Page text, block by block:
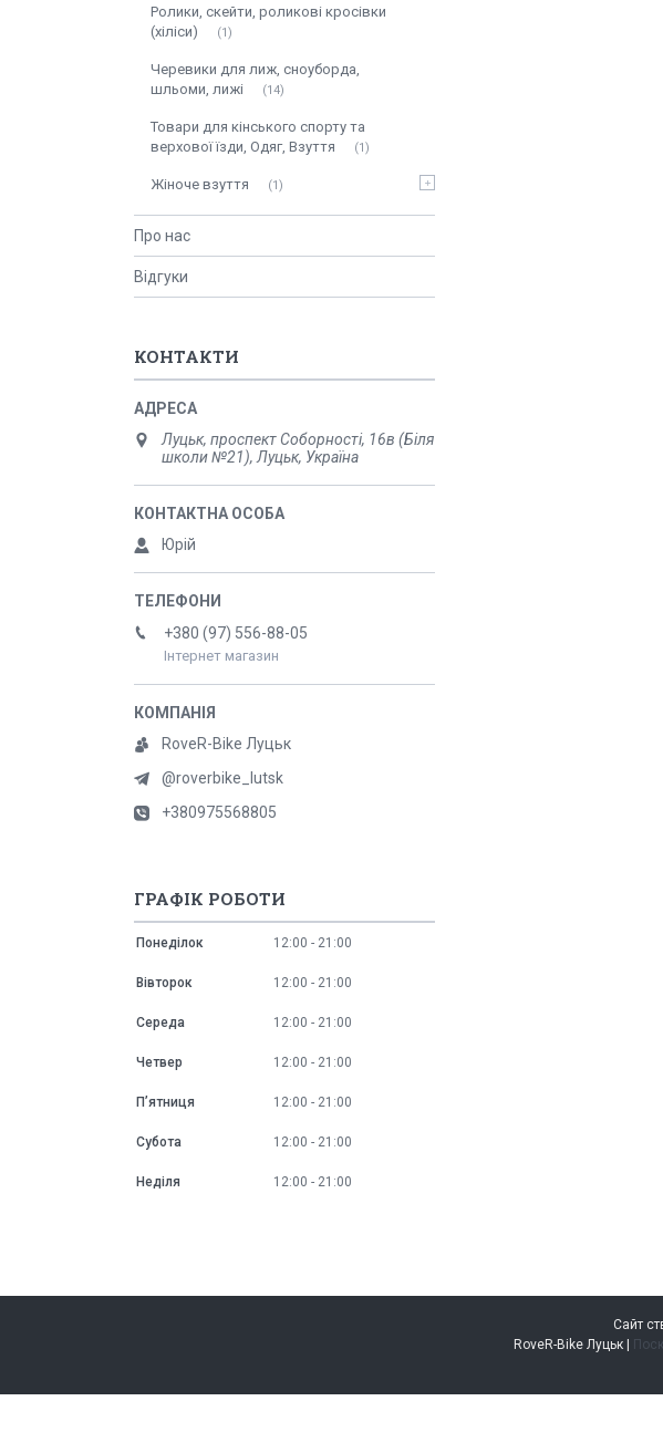
Ролики, скейти, роликові кросівки
(хіліси)
1
Черевики для лиж, сноуборда,
шльоми, лижі
14
Товари для кінського спорту та
верхової їзди, Одяг, Взуття
1
Жіноче взуття 1
Про нас
Відгуки
КОНТАКТИ
Луцьк, проспект Соборності, 16в (Біля
школи №21), Луцьк, Україна
Юрій
+380 (97) 556-88-05
Інтернет магазин
RoveR-Bike Луцьк
@roverbike_lutsk
+380975568805
ГРАФІК РОБОТИ
Понеділок 12:00 21:00
Вівторок 12:00 21:00
Середа 12:00 21:00
Четвер 12:00 21:00
Пʼятниця 12:00 21:00
Субота 12:00 21:00
Неділя 12:00 21:00
Сайт